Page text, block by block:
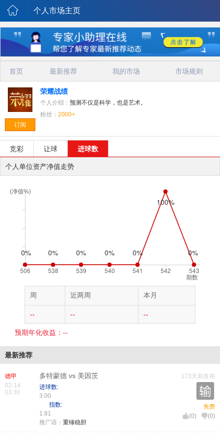
个人市场主页
首页 最新推荐 我的市场 市场规则
订阅
荣耀战绩
个人介绍： 预测不仅是科学，也是艺术。
粉丝： 2000+
竞彩 让球 进球数
个人单位资产净值走势
(净值%)
期数
周 近两周 本月
-- -- --
预期年化收益：--
最新推荐
德甲
02-14
03:30
多特蒙德 vs 美因茨
进球数:
3.00
指数:
1.81
推广语： 重锤稳胆
173天前发布
免费
(0) (0)